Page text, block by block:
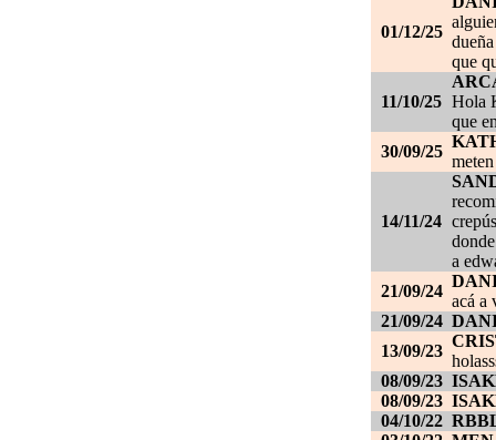
01/12/25
que
11/10/25 Hola
que
30/09/25
14/11/24
a
21/09/24
acá a
21/09/24
13/09/23
08/09/23
08/09/23
04/10/22